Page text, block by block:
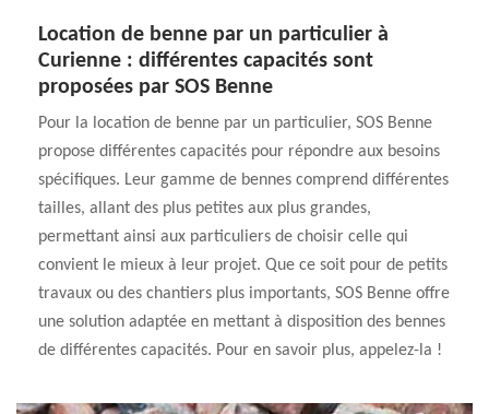
Location de benne par un particulier à
Curienne : différentes capacités sont
proposées par SOS Benne
Pour la location de benne par un particulier, SOS Benne
propose différentes capacités pour répondre aux besoins
spécifiques. Leur gamme de bennes comprend différentes
tailles, allant des plus petites aux plus grandes,
permettant ainsi aux particuliers de choisir celle qui
convient le mieux à leur projet. Que ce soit pour de petits
travaux ou des chantiers plus importants, SOS Benne offre
une solution adaptée en mettant à disposition des bennes
de différentes capacités. Pour en savoir plus, appelez-la !